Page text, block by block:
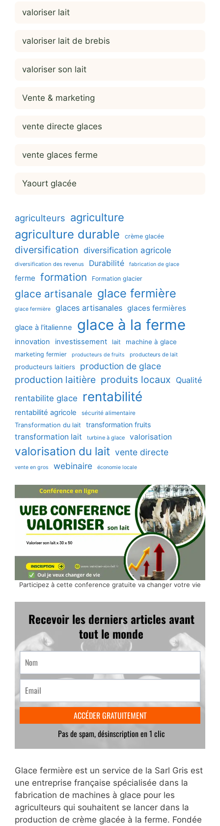
valoriser lait
valoriser lait de brebis
valoriser son lait
Vente & marketing
vente directe glaces
vente glaces ferme
Yaourt glacée
agriculteurs agriculture
agriculture durable crème glacée
diversification diversification agricole
diversification des revenus Durabilité fabrication de glace
ferme formation Formation glacier
glace artisanale glace fermière
glace fermière glaces artisanales glaces fermières
glace à l'italienne glace à la ferme
innovation investissement lait machine à glace
marketing fermier producteurs de fruits producteurs de lait
producteurs laitiers production de glace
production laitière produits locaux Qualité
rentabilite glace
rentabilité
rentabilité agricole sécurité alimentaire
Transformation du lait transformation fruits
transformation lait turbine à glace valorisation
valorisation du lait vente directe
vente en gros webinaire économie locale
Participez à cette conference gratuite va changer votre vie
Glace fermière est un service de la Sarl Gris est
une entreprise française spécialisée dans la
fabrication de machines à glace pour les
agriculteurs qui souhaitent se lancer dans la
production de crème glacée à la ferme. Fondée